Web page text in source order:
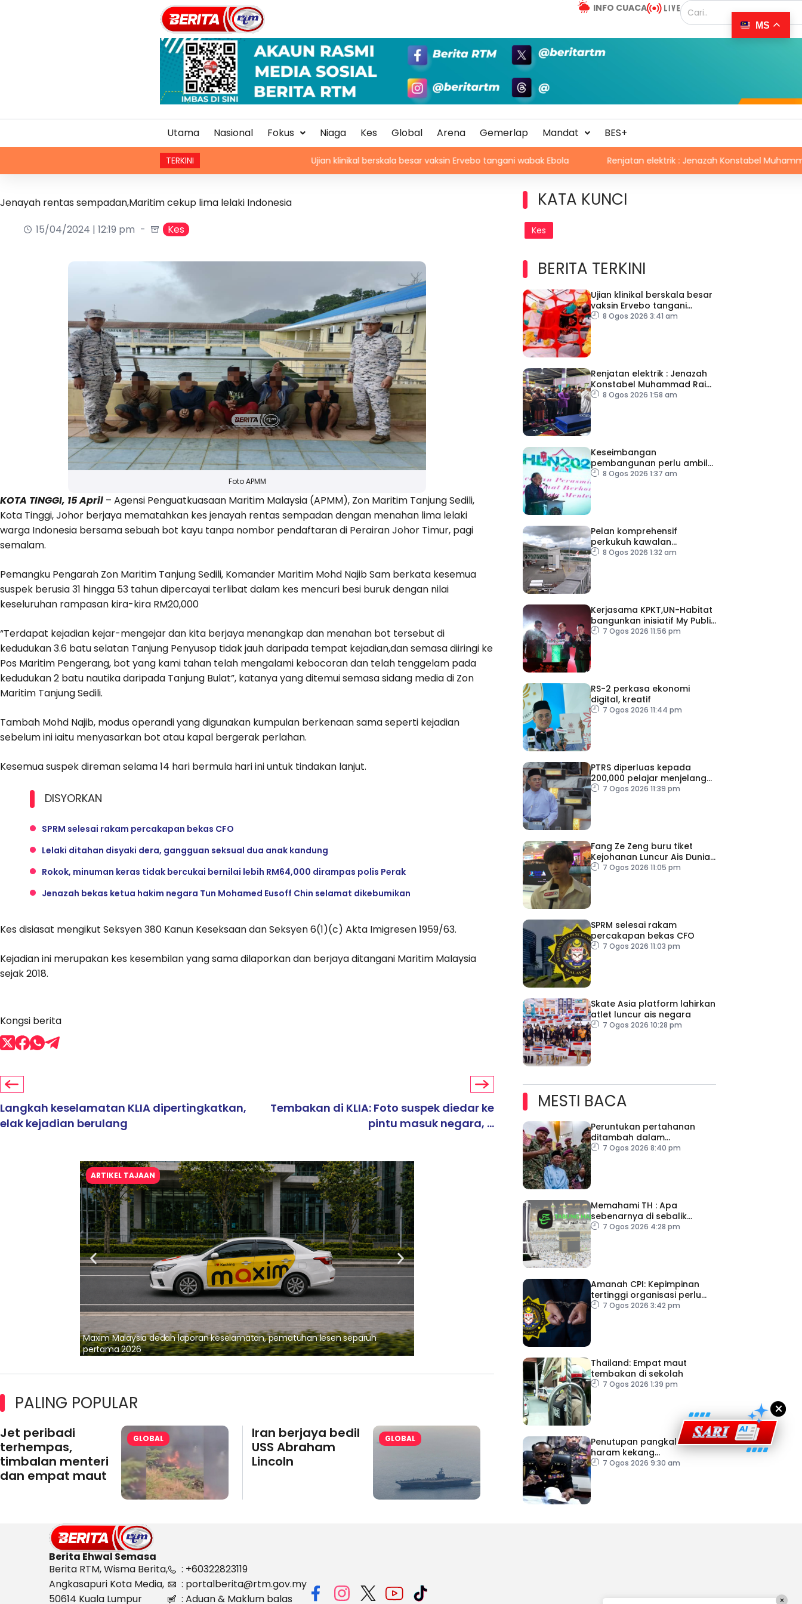
INFO CUACA
Utama Nasional Fokus Niaga Kes Global Arena Gemerlap Mandat BES+
TERKINI Ujian klinikal berskala besar vaksin Ervebo tangani wabak Ebola Renjatan elektrik : Jenazah Konstabel Muhammad Raimi
Jenayah rentas sempadan,Maritim cekup lima lelaki Indonesia
15/04/2024 | 12:19 pm
Kes
Foto APMM
KOTA TINGGI, 15 April – Agensi Penguatkuasaan Maritim Malaysia (APMM), Zon Maritim Tanjung Sedili,
Kota Tinggi, Johor berjaya mematahkan kes jenayah rentas sempadan dengan menahan lima lelaki
warga Indonesia bersama sebuah bot kayu tanpa nombor pendaftaran di Perairan Johor Timur, pagi
semalam.
Pemangku Pengarah Zon Maritim Tanjung Sedili, Komander Maritim Mohd Najib Sam berkata kesemua
suspek berusia 31 hingga 53 tahun dipercayai terlibat dalam kes mencuri besi buruk dengan nilai
keseluruhan rampasan kira-kira RM20,000
“Terdapat kejadian kejar-mengejar dan kita berjaya menangkap dan menahan bot tersebut di
kedudukan 3.6 batu selatan Tanjung Penyusop tidak jauh daripada tempat kejadian,dan semasa diiringi ke
Pos Maritim Pengerang, bot yang kami tahan telah mengalami kebocoran dan telah tenggelam pada
kedudukan 2 batu nautika daripada Tanjung Bulat”, katanya yang ditemui semasa sidang media di Zon
Maritim Tanjung Sedili.
Tambah Mohd Najib, modus operandi yang digunakan kumpulan berkenaan sama seperti kejadian
sebelum ini iaitu menyasarkan bot atau kapal bergerak perlahan.
Kesemua suspek direman selama 14 hari bermula hari ini untuk tindakan lanjut.
DISYORKAN
SPRM selesai rakam percakapan bekas CFO
Lelaki ditahan disyaki dera, gangguan seksual dua anak kandung
Rokok, minuman keras tidak bercukai bernilai lebih RM64,000 dirampas polis Perak
Jenazah bekas ketua hakim negara Tun Mohamed Eusoff Chin selamat dikebumikan
Kes disiasat mengikut Seksyen 380 Kanun Keseksaan dan Seksyen 6(1)(c) Akta Imigresen 1959/63.
Kejadian ini merupakan kes kesembilan yang sama dilaporkan dan berjaya ditangani Maritim Malaysia
sejak 2018.
Kongsi berita
Langkah keselamatan KLIA dipertingkatkan,
elak kejadian berulang
Tembakan di KLIA: Foto suspek diedar ke
pintu masuk negara, ...
ARTIKEL TAJAAN
Maxim Malaysia dedah laporan keselamatan, pematuhan lesen separuh
pertama 2026
Ajinomoto (Malaysia) Berhad Perkasa SCORE Marathon 2026 Melalui Kerjasama
aminoVITAL® Bersama Pempengaruh Larian Antarabangsa
PALING POPULAR
Jet peribadi
terhempas,
timbalan menteri
dan empat maut
GLOBAL
Iran berjaya bedil
USS Abraham
Lincoln
GLOBAL
KATA KUNCI
Kes
BERITA TERKINI
Ujian klinikal berskala besar
vaksin Ervebo tangani
wabak Ebola
8 Ogos 2026 3:41 am
Renjatan elektrik : Jenazah
Konstabel Muhammad Raimi
selamat dikebumikan
8 Ogos 2026 1:58 am
Keseimbangan
pembangunan perlu ambil
kira lokasi tumpuan
8 Ogos 2026 1:37 am
Pelan komprehensif
perkukuh kawalan
keselamatan di semua
8 Ogos 2026 1:32 am
Kerjasama KPKT,UN-Habitat
bangunkan inisiatif My Public
Space7 Ogos 2026 11:56 pm
RS-2 perkasa ekonomi
digital, kreatif
7 Ogos 2026 11:44 pm
PTRS diperluas kepada
200,000 pelajar menjelang
20307 Ogos 2026 11:39 pm
Fang Ze Zeng buru tiket
Kejohanan Luncur Ais Dunia
20277 Ogos 2026 11:05 pm
SPRM selesai rakam
percakapan bekas CFO
7 Ogos 2026 11:03 pm
Skate Asia platform lahirkan
atlet luncur ais negara
7 Ogos 2026 10:28 pm
MESTI BACA
Peruntukan pertahanan
ditambah dalam
Belanjawan 2027
7 Ogos 2026 8:40 pm
Memahami TH : Apa
sebenarnya di sebalik
angka
7 Ogos 2026 4:28 pm
Amanah CPI: Kepimpinan
tertinggi organisasi perlu
pacu reformasi radikal
7 Ogos 2026 3:42 pm
Thailand: Empat maut
tembakan di sekolah
7 Ogos 2026 1:39 pm
Penutupan pangkalan
haram kekang
penyeludupan di Kelantan
7 Ogos 2026 9:30 am
×
Berita Ehwal Semasa
Berita RTM, Wisma Berita,
Angkasapuri Kota Media,
50614 Kuala Lumpur
: +60322823119
: portalberita@rtm.gov.my
: Aduan & Maklum balas
MS
×